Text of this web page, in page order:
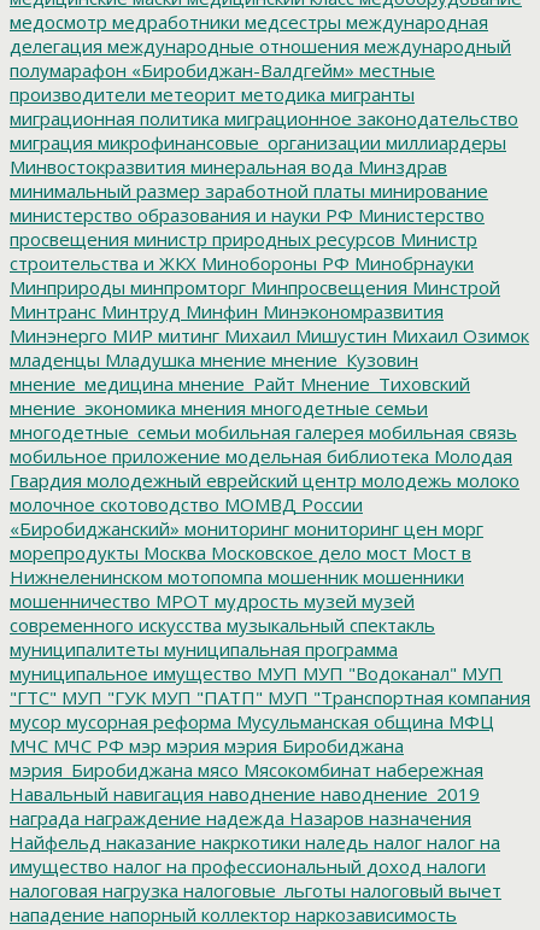
медосмотр медработники медсестры международная
делегация международные отношения международный
полумарафон «Биробиджан-Валдгейм» местные
производители метеорит методика мигранты
миграционная политика миграционное законодательство
миграция микрофинансовые_организации миллиардеры
Минвостокразвития минеральная вода Минздрав
минимальный размер заработной платы минирование
министерство образования и науки РФ Министерство
просвещения министр природных ресурсов Министр
строительства и ЖКХ Минобороны РФ Минобрнауки
Минприроды минпромторг Минпросвещения Минстрой
Минтранс Минтруд Минфин Минэкономразвития
Минэнерго МИР митинг Михаил Мишустин Михаил Озимок
младенцы Младушка мнение мнение_Кузовин
мнение_медицина мнение_Райт Мнение_Тиховский
мнение_экономика мнения многодетные семьи
многодетные_семьи мобильная галерея мобильная связь
мобильное приложение модельная библиотека Молодая
Гвардия молодежный еврейский центр молодежь молоко
молочное скотоводство МОМВД России
«Биробиджанский» мониторинг мониторинг цен морг
морепродукты Москва Московское дело мост Мост в
Нижнеленинском мотопомпа мошенник мошенники
мошенничество МРОТ мудрость музей музей
современного искусства музыкальный спектакль
муниципалитеты муниципальная программа
муниципальное имущество МУП МУП "Водоканал" МУП
"ГТС" МУП "ГУК МУП "ПАТП" МУП "Транспортная компания
мусор мусорная реформа Мусульманская община МФЦ
МЧС МЧС РФ мэр мэрия мэрия Биробиджана
мэрия_Биробиджана мясо Мясокомбинат набережная
Навальный навигация наводнение наводнение_2019
награда награждение надежда Назаров назначения
Найфельд наказание накркотики наледь налог налог на
имущество налог на профессиональный доход налоги
налоговая нагрузка налоговые_льготы налоговый вычет
нападение напорный коллектор наркозависимость